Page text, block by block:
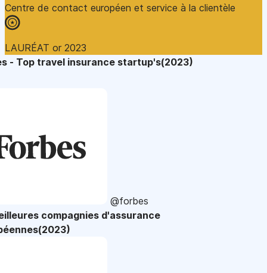
Centre de contact européen et service à la clientèle
LAURÉAT or 2023
- Top travel insurance startup's(2023)
@forbes
compagnies d'assurance